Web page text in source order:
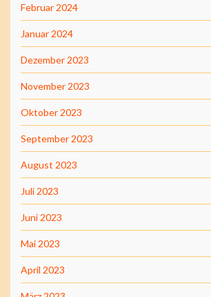
Februar 2024
Januar 2024
Dezember 2023
November 2023
Oktober 2023
September 2023
August 2023
Juli 2023
Juni 2023
Mai 2023
April 2023